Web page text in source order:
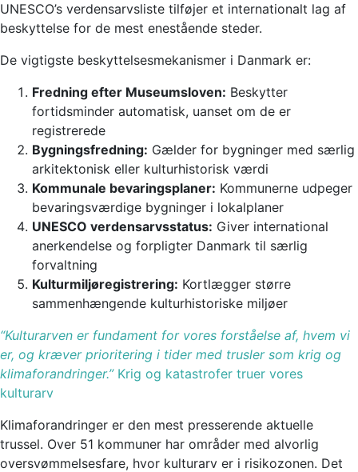
UNESCO’s verdensarvsliste tilføjer et internationalt lag af
beskyttelse for de mest enestående steder.
De vigtigste beskyttelsesmekanismer i Danmark er:
Fredning efter Museumsloven: Beskytter
fortidsminder automatisk, uanset om de er
registrerede
Bygningsfredning: Gælder for bygninger med særlig
arkitektonisk eller kulturhistorisk værdi
Kommunale bevaringsplaner: Kommunerne udpeger
bevaringsværdige bygninger i lokalplaner
UNESCO verdensarvsstatus: Giver international
anerkendelse og forpligter Danmark til særlig
forvaltning
Kulturmiljøregistrering: Kortlægger større
sammenhængende kulturhistoriske miljøer
“Kulturarven er fundament for vores forståelse af, hvem vi
er, og kræver prioritering i tider med trusler som krig og
klimaforandringer.” Krig og katastrofer truer vores
kulturarv
Klimaforandringer er den mest presserende aktuelle
trussel. Over 51 kommuner har områder med alvorlig
oversvømmelsesfare, hvor kulturarv er i risikozonen. Det